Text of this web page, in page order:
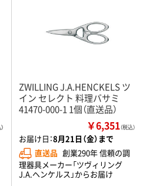
ZWILLING J.A.HENCKELS ツ
イン セレクト 料理バサミ
41470-000-1 1個（直送品）
￥6,351（税込）
お届け日：8月21日（金）まで
直送品 創業290年 信頼の調
理器具メーカー「ツヴィリング
J.A.ヘンケルス」からお届け